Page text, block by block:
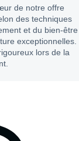
de notre offre
des techniques
et du bien-être
exceptionnelles.
lors de la